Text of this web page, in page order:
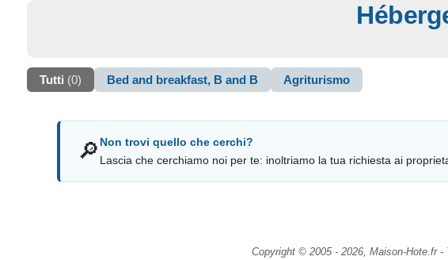
Tutti (0) Bed and breakfast, B and B Agriturismo
🔎 Non trovi quello che cerchi?
Lascia che cerchiamo noi per te: inoltriamo la tua richiesta ai
Copyright © 2005 - 2026, Maison-Hote.fr -